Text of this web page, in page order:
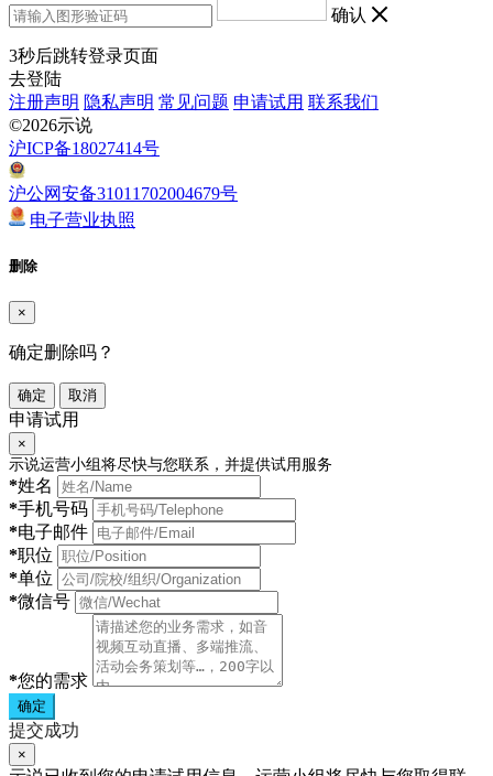
确认
3秒后跳转登录页面
去登陆
注册声明 隐私声明 常见问题 申请试用 联系我们
©2026示说
沪ICP备18027414号
沪公网安备31011702004679号
电子营业执照
删除
×
确定删除吗？
确定 取消
申请试用
×
示说运营小组将尽快与您联系，并提供试用服务
*姓名
*手机号码
*电子邮件
*职位
*单位
*微信号
*您的需求
确定
提交成功
×